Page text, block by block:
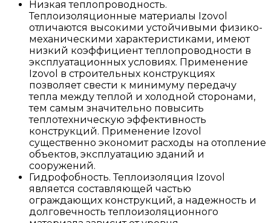
Низкая теплопроводность.
Теплоизоляционные материалы Izovol
отличаются высокими устойчивыми физико-
механическими характеристиками, имеют
низкий коэффициент теплопроводности в
эксплуатационных условиях. Применение
Izovol в строительных конструкциях
позволяет свести к минимуму передачу
тепла между теплой и холодной сторонами,
тем самым значительно повысить
теплотехническую эффективность
конструкций. Применение Izovol
существенно экономит расходы на отопление
объектов, эксплуатацию зданий и
сооружений.
Гидрофобность. Теплоизоляция Izovol
является составляющей частью
ограждающих конструкций, а надежность и
долговечность теплоизоляционного